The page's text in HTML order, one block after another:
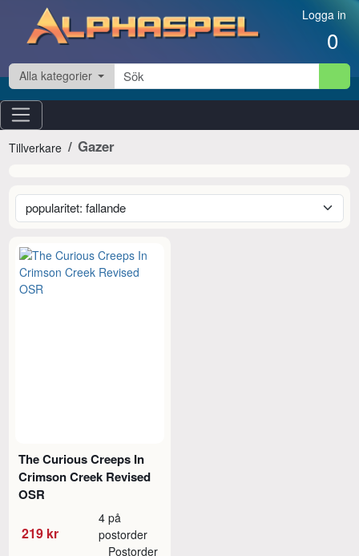
Hoppa till innehåll Logga in
0
Alla kategorier
Tillverkare Gazer
The Curious Creeps In
Crimson Creek Revised
OSR
219 kr
4 på
postorder
Postorder